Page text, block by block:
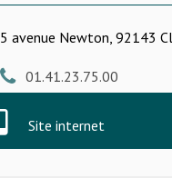
5 avenue Newton, 92143
01.41.23.75.00
Site internet